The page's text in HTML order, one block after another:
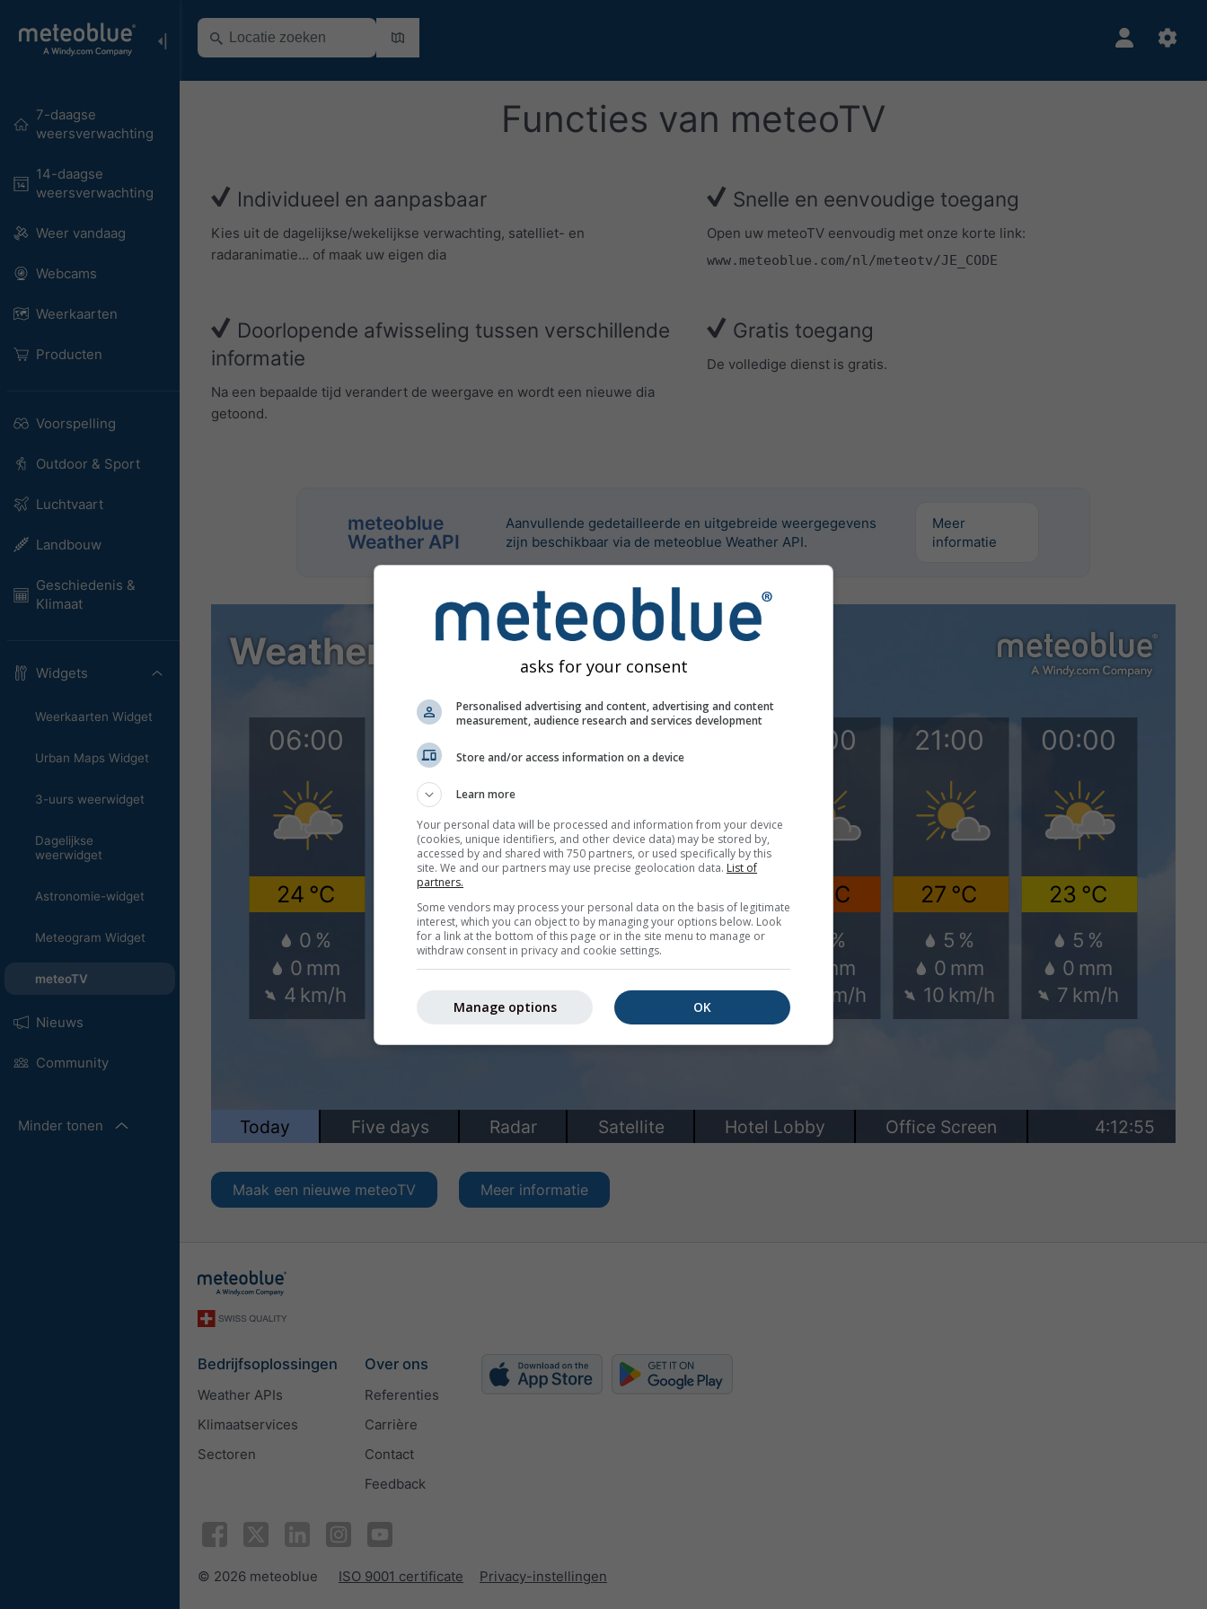
7-daagse
weersverwachting
14-daagse
weersverwachting
Weer vandaag
Webcams
Weerkaarten
Producten
Voorspelling
Outdoor & Sport
Luchtvaart
Landbouw
Geschiedenis &
Klimaat
Widgets
Weerkaarten Widget
Urban Maps Widget
3-uurs weerwidget
Dagelijkse
weerwidget
Astronomie-widget
Meteogram Widget
meteoTV
Nieuws
Community
Minder tonen
Functies van meteoTV
Individueel en aanpasbaar
Kies uit de dagelijkse/wekelijkse verwachting, satelliet- en
radaranimatie... of maak uw eigen dia
Snelle en eenvoudige toegang
Open uw meteoTV eenvoudig met onze korte link:
www.meteoblue.com/nl/meteotv/JE_CODE
Doorlopende afwisseling tussen verschillende
informatie
Na een bepaalde tijd verandert de weergave en wordt een nieuwe dia
getoond.
Gratis toegang
De volledige dienst is gratis.
meteoblue
Weather API
Aanvullende gedetailleerde en uitgebreide weergegevens
zijn beschikbaar via de meteoblue Weather API.
Meer
informatie
Maak een nieuwe meteoTV Meer informatie
Bedrijfsoplossingen
Weather APIs
Klimaatservices
Sectoren
Over ons
Referenties
Carrière
Contact
Feedback
© 2026 meteoblue ISO 9001 certificate Privacy-instellingen
asks for your consent
Personalised advertising and content, advertising and content
measurement, audience research and services development
Store and/or access information on a device
Learn more
Your personal data will be processed and information from your device
(cookies, unique identifiers, and other device data) may be stored by,
accessed by and shared with 750 partners, or used specifically by this
site. We and our partners may use precise geolocation data. List of
partners.
Some vendors may process your personal data on the basis of legitimate
interest, which you can object to by managing your options below. Look
for a link at the bottom of this page or in the site menu to manage or
withdraw consent in privacy and cookie settings.
OK
Manage options